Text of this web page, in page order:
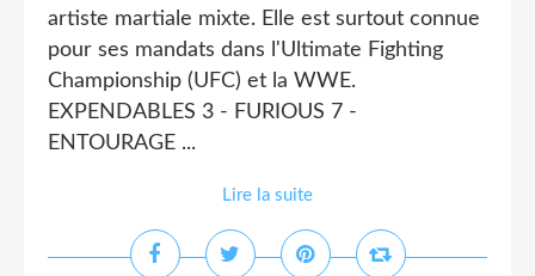
artiste martiale mixte. Elle est surtout connue
pour ses mandats dans l'Ultimate Fighting
Championship (UFC) et la WWE.
EXPENDABLES 3 - FURIOUS 7 -
ENTOURAGE ...
Lire la suite